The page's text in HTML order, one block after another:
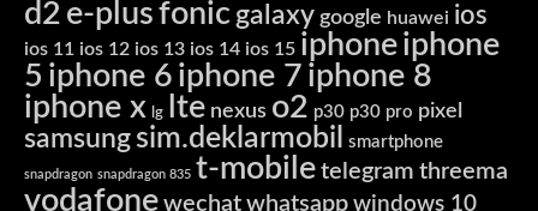
d2 e-plusfonic galaxy google huawei ios
ios 11 ios 12 ios 13 ios 14 ios 15 iphoneiphone
5 iphone 6 iphone 7 iphone 8
iphone x lg lte nexus o2 p30 p30 pro pixel
samsung sim.deklarmobil smartphone
snapdragon snapdragon 835 t-mobile telegram threema
vodafone wechat whatsapp windows 10